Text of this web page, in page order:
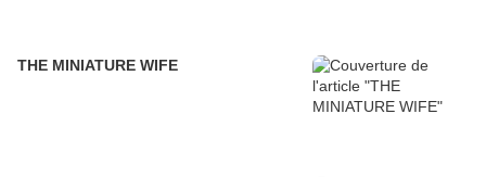
THE MINIATURE WIFE